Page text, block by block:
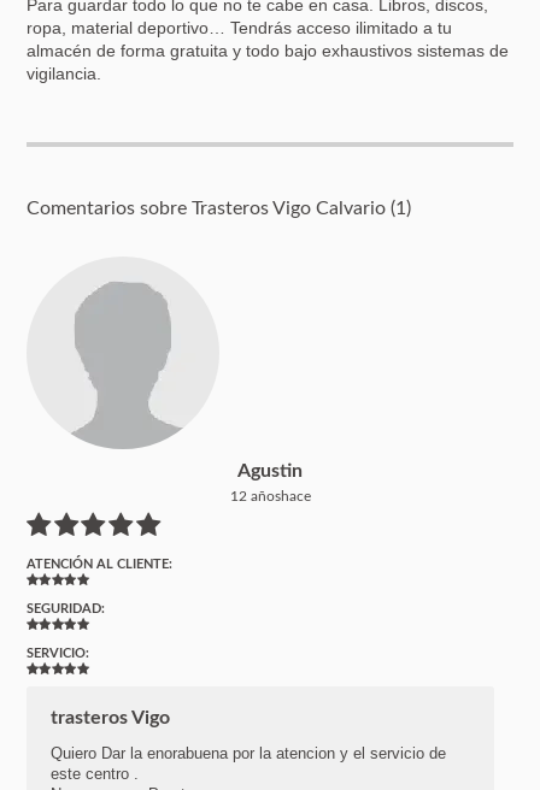
Para guardar todo lo que no te cabe en casa. Libros, discos,
ropa, material deportivo… Tendrás acceso ilimitado a tu
almacén de forma gratuita y todo bajo exhaustivos sistemas de
vigilancia.
Comentarios sobre Trasteros Vigo Calvario (1)
Agustin
12 añoshace
ATENCIÓN AL CLIENTE:
SEGURIDAD:
SERVICIO:
trasteros Vigo
Quiero Dar la enorabuena por la atencion y el servicio de
este centro .